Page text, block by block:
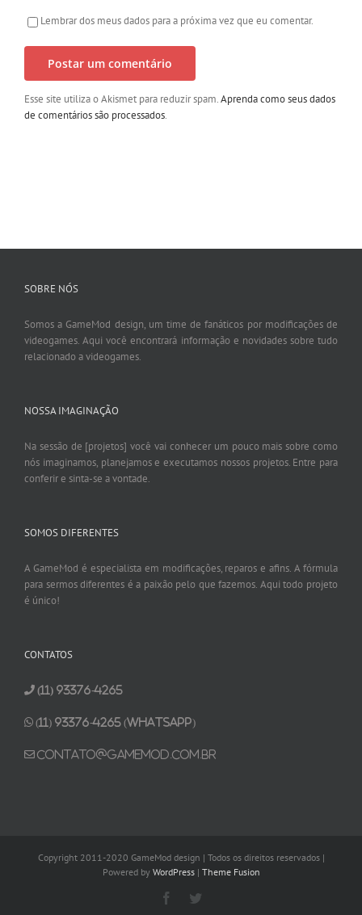
Lembrar dos meus dados para a próxima vez que eu comentar.
Esse site utiliza o Akismet para reduzir spam.Aprenda como seus dados
de comentários são processados.
SOBRE NÓS
Somos a GameMod design, um time de fanáticos por modificações de
videogames. Aqui você encontrará informação e novidades sobre tudo
relacionado a videogames.
NOSSA IMAGINAÇÃO
Na sessão de [projetos] você vai conhecer um pouco mais sobre como
nós imaginamos, planejamos e executamos nossos projetos. Entre para
conferir e sinta-se a vontade.
SOMOS DIFERENTES
A GameMod é especialista em modificações, reparos e afins. A fórmula
para sermos diferentes é a paixão pelo que fazemos. Aqui todo projeto
é único!
CONTATOS
(11) 93376-4265
(11) 93376-4265 (Whatsapp)
contato@gamemod.com.br
Copyright 2011-2020 GameMod design | Todos os direitos reservados |
Powered by WordPress| Theme Fusion
Facebook